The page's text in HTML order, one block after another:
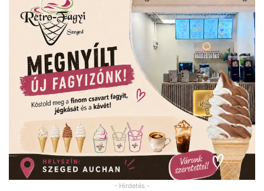
- Hirdetés -